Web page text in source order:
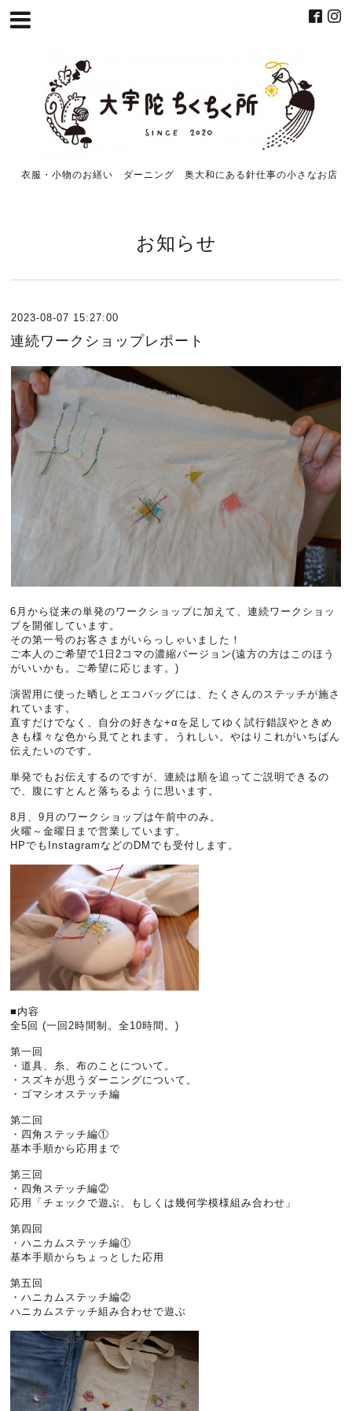
衣服・小物のお繕い ダーニング 奥大和にある針仕事の小さなお店
お知らせ
2023-08-07 15:27:00
連続ワークショップレポート
6月から従来の単発のワークショップに加えて、連続ワークショッ
プを開催しています。
その第一号のお客さまがいらっしゃいました！
ご本人のご希望で1日2コマの濃縮バージョン(遠方の方はこのほう
がいいかも。ご希望に応じます。)
演習用に使った晒しとエコバッグには、たくさんのステッチが施さ
れています。
直すだけでなく、自分の好きな+αを足してゆく試行錯誤やときめ
きも様々な色から見てとれます。うれしい。やはりこれがいちばん
伝えたいのです。
単発でもお伝えするのですが、連続は順を追ってご説明できるの
で、腹にすとんと落ちるように思います。
8月、9月のワークショップは午前中のみ。
火曜～金曜日まで営業しています。
HPでもInstagramなどのDMでも受付します。
■内容
全5回 (一回2時間制。全10時間。)
第一回
・道具、糸、布のことについて。
・スズキが思うダーニングについて。
・ゴマシオステッチ編
第二回
・四角ステッチ編①
基本手順から応用まで
第三回
・四角ステッチ編②
応用「チェックで遊ぶ、もしくは幾何学模様組み合わせ」
第四回
・ハニカムステッチ編①
基本手順からちょっとした応用
第五回
・ハニカムステッチ編②
ハニカムステッチ組み合わせで遊ぶ